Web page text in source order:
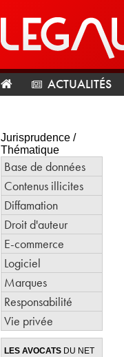
ACTUALITÉS
Jurisprudence /
Thématique
Base de données
Contenus illicites
Diffamation
Droit d'auteur
E-commerce
Logiciel
Marques
Responsabilité
Vie privée
LES AVOCATS DU NET